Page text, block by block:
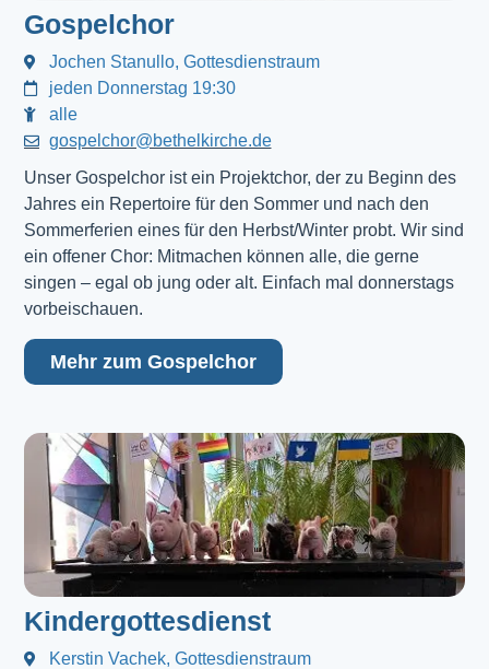
Gospelchor
Jochen Stanullo, Gottesdienstraum
jeden Donnerstag 19:30
alle
gospelchor@bethelkirche.de
Unser Gospelchor ist ein Projektchor, der zu Beginn des
Jahres ein Repertoire für den Sommer und nach den
Sommerferien eines für den Herbst/Winter probt. Wir sind
ein offener Chor: Mitmachen können alle, die gerne
singen – egal ob jung oder alt. Einfach mal donnerstags
vorbeischauen.
Mehr zum Gospelchor
Kindergottesdienst
Kerstin Vachek, Gottesdienstraum